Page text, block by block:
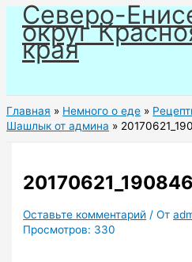
Перейти
содержимому
Северо-
округ
края
Главная Немного о еде
Шашлык от админа
20170621_190846
Оставьте комментарий / От
Просмотров: 330